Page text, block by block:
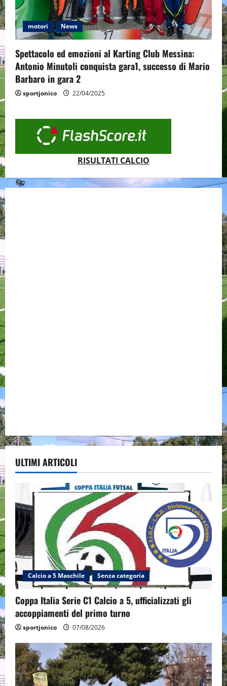
motori News
Spettacolo ed emozioni al Karting Club Messina:
Antonio Minutoli conquista gara1, successo di Mario
Barbaro in gara 2
sportjonico 22/04/2025
RISULTATI CALCIO
ULTIMI ARTICOLI
Calcio a 5 Maschile Senza categoria
Coppa Italia Serie C1 Calcio a 5, ufficializzati gli
accoppiamenti del primo turno
sportjonico 07/08/2026